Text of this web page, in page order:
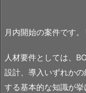
月内開始の案件です
人材要件としては、
設計、導入いずれか
する基本的な知識が挙